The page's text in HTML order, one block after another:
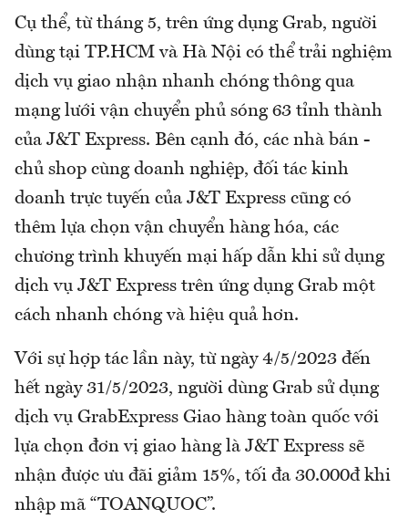
Cụ thể, từ tháng 5, trên ứng dụng Grab, người
dùng tại TP.HCM và Hà Nội có thể trải nghiệm
dịch vụ giao nhận nhanh chóng thông qua
mạng lưới vận chuyển phủ sóng 63 tỉnh thành
của J&T Express. Bên cạnh đó, các nhà bán -
chủ shop cùng doanh nghiệp, đối tác kinh
doanh trực tuyến của J&T Express cũng có
thêm lựa chọn vận chuyển hàng hóa, các
chương trình khuyến mại hấp dẫn khi sử dụng
dịch vụ J&T Express trên ứng dụng Grab một
cách nhanh chóng và hiệu quả hơn.
Với sự hợp tác lần này, từ ngày 4/5/2023 đến
hết ngày 31/5/2023, người dùng Grab sử dụng
dịch vụ GrabExpress Giao hàng toàn quốc với
lựa chọn đơn vị giao hàng là J&T Express sẽ
nhận được ưu đãi giảm 15%, tối đa 30.000đ khi
nhập mã “TOANQUOC”.